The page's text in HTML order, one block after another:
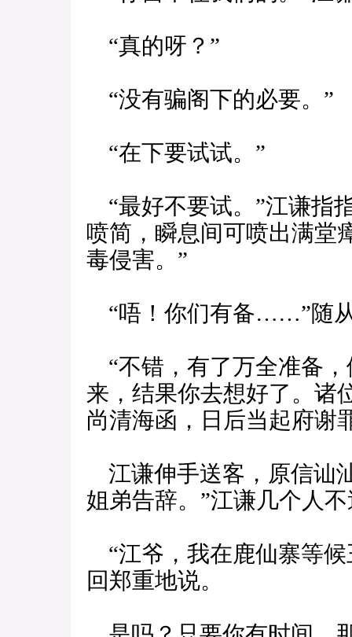
“真的呀？”
“没有骗阁下的必要。”
“在下要试试。”
“最好不要试。”江谦指
喷简，瞬息间可喷出满堂
毒侵害。”
“唔！你们有备……”随
“不错，有了万全准备
来，结果你去想好了。诸
尚清海函，日后当起府谢
江谦伸手送客，原信讪
姐弟告辞。”江谦几个人
“江爷，我在鹿仙寨等候
回郑重地说。